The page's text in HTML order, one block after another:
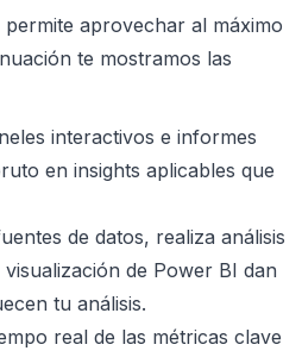
aprovechar al máximo
te mostramos las
interactivos e informes
en insights aplicables que
de datos, realiza análisis
de Power BI dan
tu análisis.
real de las métricas clave